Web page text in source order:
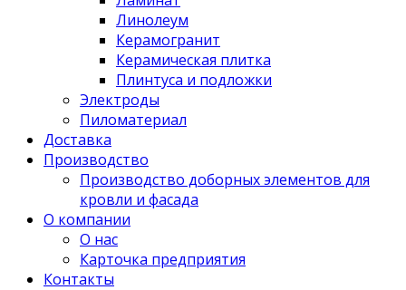
Линолеум
Керамогранит
Керамическая плитка
Плинтуса и подложки
Электроды
Пиломатериал
Доставка
Производство
Производство доборных элементов для
кровли и фасада
О компании
О нас
Карточка предприятия
Контакты